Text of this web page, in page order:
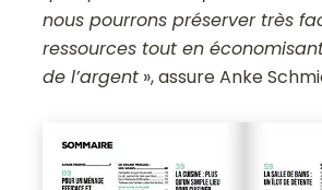
nous pourrons préserver très
ressources tout en
de l’argent », assure Anke